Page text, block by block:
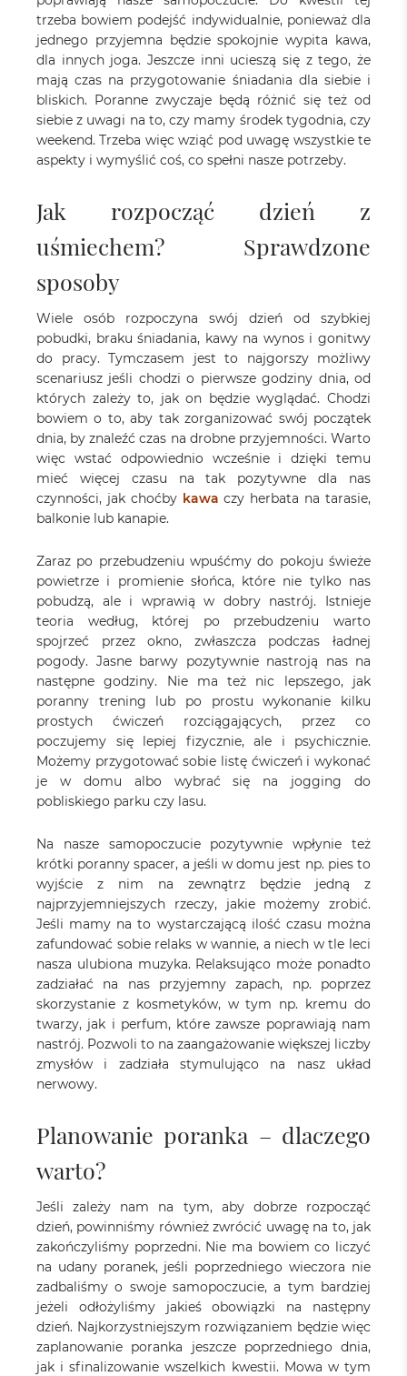
trzeba bowiem podejść indywidualnie, ponieważ dla
jednego przyjemna będzie spokojnie wypita kawa,
dla innych joga. Jeszcze inni ucieszą się z tego, że
mają czas na przygotowanie śniadania dla siebie i
bliskich. Poranne zwyczaje będą różnić się też od
siebie z uwagi na to, czy mamy środek tygodnia, czy
weekend. Trzeba więc wziąć pod uwagę wszystkie te
aspekty i wymyślić coś, co spełni nasze potrzeby.
Jak rozpocząć dzień z
uśmiechem? Sprawdzone
sposoby
Wiele osób rozpoczyna swój dzień od szybkiej
pobudki, braku śniadania, kawy na wynos i gonitwy
do pracy. Tymczasem jest to najgorszy możliwy
scenariusz jeśli chodzi o pierwsze godziny dnia, od
których zależy to, jak on będzie wyglądać. Chodzi
bowiem o to, aby tak zorganizować swój początek
dnia, by znaleźć czas na drobne przyjemności. Warto
więc wstać odpowiednio wcześnie i dzięki temu
mieć więcej czasu na tak pozytywne dla nas
czynności, jak choćby kawa czy herbata na tarasie,
balkonie lub kanapie.
Zaraz po przebudzeniu wpuśćmy do pokoju świeże
powietrze i promienie słońca, które nie tylko nas
pobudzą, ale i wprawią w dobry nastrój. Istnieje
teoria według, której po przebudzeniu warto
spojrzeć przez okno, zwłaszcza podczas ładnej
pogody. Jasne barwy pozytywnie nastroją nas na
następne godziny. Nie ma też nic lepszego, jak
poranny trening lub po prostu wykonanie kilku
prostych ćwiczeń rozciągających, przez co
poczujemy się lepiej fizycznie, ale i psychicznie.
Możemy przygotować sobie listę ćwiczeń i wykonać
je w domu albo wybrać się na jogging do
pobliskiego parku czy lasu.
Na nasze samopoczucie pozytywnie wpłynie też
krótki poranny spacer, a jeśli w domu jest np. pies to
wyjście z nim na zewnątrz będzie jedną z
najprzyjemniejszych rzeczy, jakie możemy zrobić.
Jeśli mamy na to wystarczającą ilość czasu można
zafundować sobie relaks w wannie, a niech w tle leci
nasza ulubiona muzyka. Relaksująco może ponadto
zadziałać na nas przyjemny zapach, np. poprzez
skorzystanie z kosmetyków, w tym np. kremu do
twarzy, jak i perfum, które zawsze poprawiają nam
nastrój. Pozwoli to na zaangażowanie większej liczby
zmysłów i zadziała stymulująco na nasz układ
nerwowy.
Planowanie poranka – dlaczego
warto?
Jeśli zależy nam na tym, aby dobrze rozpocząć
dzień, powinniśmy również zwrócić uwagę na to, jak
zakończyliśmy poprzedni. Nie ma bowiem co liczyć
na udany poranek, jeśli poprzedniego wieczora nie
zadbaliśmy o swoje samopoczucie, a tym bardziej
jeżeli odłożyliśmy jakieś obowiązki na następny
dzień. Najkorzystniejszym rozwiązaniem będzie więc
zaplanowanie poranka jeszcze poprzedniego dnia,
jak i sfinalizowanie wszelkich kwestii. Mowa w tym